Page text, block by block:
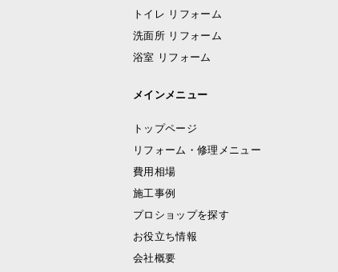
トイレ リフォーム
洗面所 リフォーム
浴室 リフォーム
メインメニュー
トップページ
リフォーム・修理メニュー
費用相場
施工事例
プロショップを探す
お役立ち情報
会社概要